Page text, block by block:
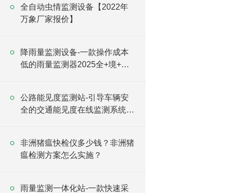
全自动虫情监测设备【2022年
万象厂家报价】
降雨量监测设备-一款操作成本
低的雨量监测器2025全+境+派
公路能见度监测站-引导车辆安
全的交通能见度在线监测系统
非洲猪瘟快检仪多少钱？非洲猪
瘟检测方案怎么实施？
雨量监测一体化站-一款快速采